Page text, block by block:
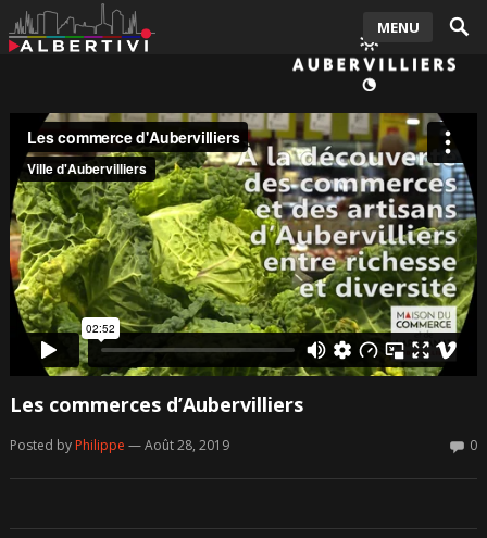
MENU
Les commerces d’Aubervilliers
Posted by Philippe — Août 28, 2019 0